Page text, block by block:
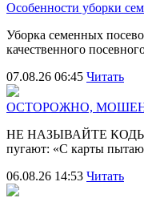
Особенности уборки
Уборка семенных
качественного
07.08.26 06:45 Читать
ОСТОРОЖНО,
НЕ НАЗЫВАЙТЕ КОДЫ
пугают: «С карты
06.08.26 14:53 Читать